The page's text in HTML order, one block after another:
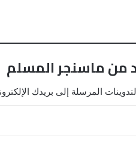
من ماسنجر المسلم
المرسلة إلى بريدك